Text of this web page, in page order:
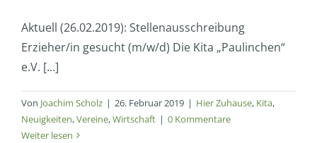
Aktuell (26.02.2019): Stellenausschreibung
Erzieher/in gesucht (m/w/d) Die Kita „Paulinchen“
e.V. [...]
Von Joachim Scholz | 26. Februar 2019 | Hier Zuhause, Kita,
Neuigkeiten,Vereine,Wirtschaft | 0 Kommentare
Weiter lesen